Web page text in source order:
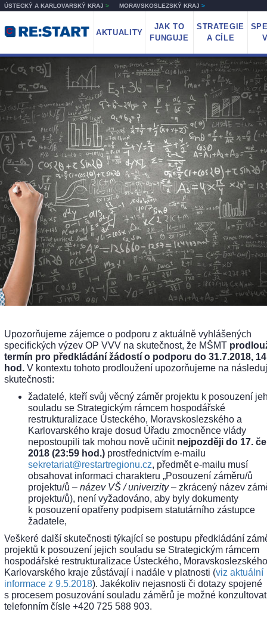
ÚSTECKÝ A KARLOVARSKÝ KRAJ > MORAVSKOSLEZSKÝ KRAJ >
AKTUALITY
JAK TO
FUNGUJE
STRATEGIE
A CÍLE
Upozorňujeme zájemce o podporu z aktuálně vyhlášených
specifických výzev OP VVV na skutečnost, že MŠMT
termín pro předkládání žádostí o podporu do 31.7.2018, 14
hod. V kontextu tohoto prodloužení upozorňujeme na
skutečnosti:
žadatelé, kteří svůj věcný záměr projektu k posouzení
souladu se Strategickým rámcem hospodářské
restrukturalizace Ústeckého, Moravskoslezského a
Karlovarského kraje dosud Úřadu zmocněnce vlády
nepostoupili tak mohou nově učinit nejpozději do 17.
2018 (23:59 hod.) prostřednictvím e-mailu
sekretariat@restartregionu.cz, předmět e-mailu musí
obsahovat informaci charakteru „Posouzení záměru/ů
projektu/ů – název VŠ / univerzity– zkrácený název
projektu/ů), není vyžadováno, aby byly dokumenty
k posouzení opatřeny podpisem statutárního zástupce
žadatele,
Veškeré další skutečnosti týkající se postupu předkládání
projektů k posouzení jejich souladu se Strategickým rámcem
hospodářské restrukturalizace Ústeckého,
Karlovarského kraje zůstávají i nadále v platnosti (viz aktuální
informace z 9.5.2018). Jakékoliv nejasnosti či dotazy spojené
s procesem posuzování souladu záměrů je možné
telefonním čísle +420 725 588 903.